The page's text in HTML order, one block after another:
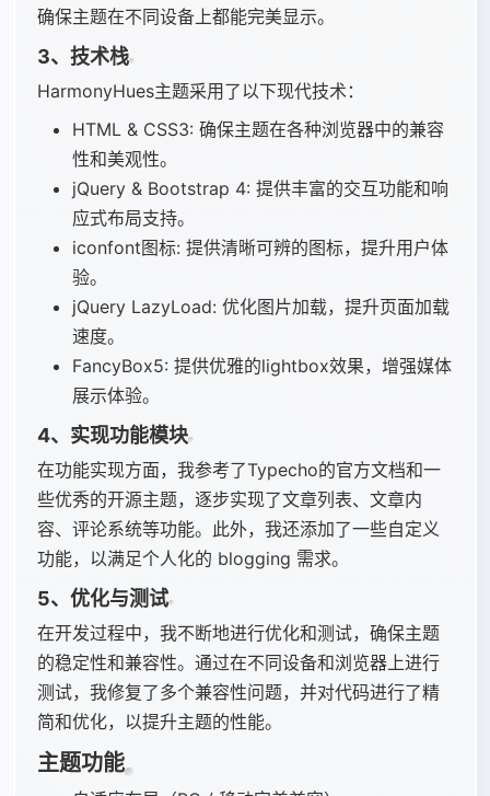
确保主题在不同设备上都能完美显示。
3、技术栈
HarmonyHues主题采用了以下现代技术：
HTML & CSS3: 确保主题在各种浏览器中的兼容
性和美观性。
jQuery & Bootstrap 4: 提供丰富的交互功能和响
应式布局支持。
iconfont图标: 提供清晰可辨的图标，提升用户体
验。
jQuery LazyLoad: 优化图片加载，提升页面加载
速度。
FancyBox5: 提供优雅的lightbox效果，增强媒体
展示体验。
4、实现功能模块
在功能实现方面，我参考了Typecho的官方文档和一
些优秀的开源主题，逐步实现了文章列表、文章内
容、评论系统等功能。此外，我还添加了一些自定义
功能，以满足个人化的 blogging 需求。
5、优化与测试
在开发过程中，我不断地进行优化和测试，确保主题
的稳定性和兼容性。通过在不同设备和浏览器上进行
测试，我修复了多个兼容性问题，并对代码进行了精
简和优化，以提升主题的性能。
主题功能